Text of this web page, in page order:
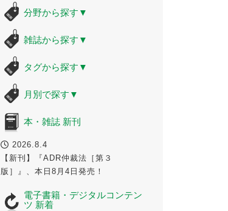
分野から探す ▼
雑誌から探す ▼
タグから探す ▼
月別で探す ▼
本・雑誌 新刊
2026.8.4
【新刊】『ADR仲裁法［第３
版］』、本日8月4日発売！
電子書籍・デジタルコンテン
ツ 新着